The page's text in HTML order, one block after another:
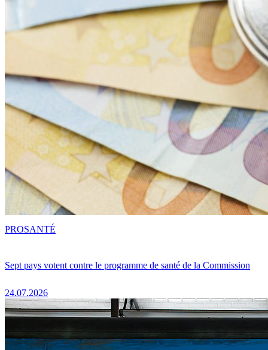
Sept pays votent contre le programme de santé de la Commission
24.07.2026
PROSANTÉ